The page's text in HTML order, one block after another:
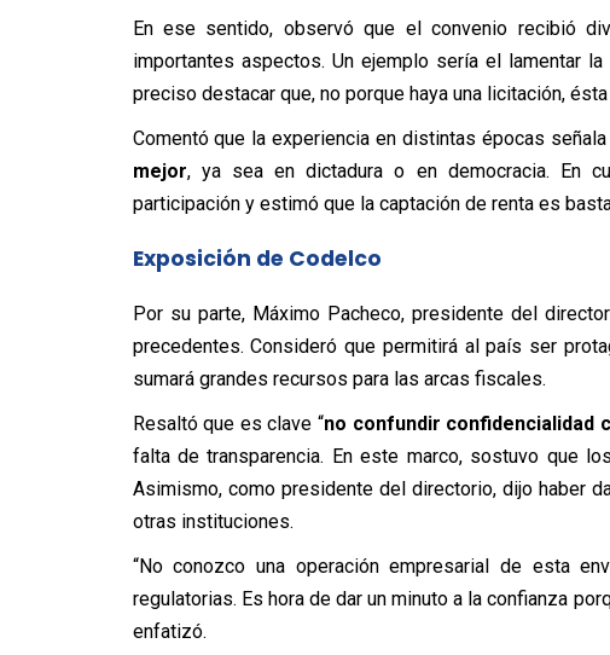
En ese sentido, observó que el convenio recibió
importantes aspectos. Un ejemplo sería el lamentar
preciso destacar que, no porque haya una licitación,
Comentó que la experiencia en distintas épocas
mejor, ya sea en dictadura o en democracia. En
participación y estimó que la captación de renta es
Exposición de Codelco
Por su parte, Máximo Pacheco, presidente del
precedentes. Consideró que permitirá al país ser
sumará grandes recursos para las arcas fiscales.
Resaltó que es clave “no confundir confidencialidad
falta de transparencia. En este marco, sostuvo que
Asimismo, como presidente del directorio, dijo haber
otras instituciones.
“No conozco una operación empresarial de esta
regulatorias. Es hora de dar un minuto a la confianza
enfatizó.